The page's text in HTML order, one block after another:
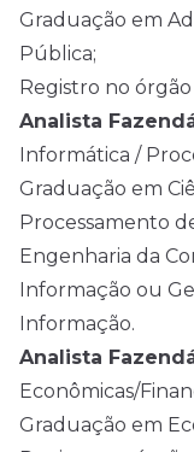
Graduação em
Pública;
Registro no órgão
Analista
Informática /
Graduação em
Processamento
Engenharia da
Informação ou
Informação.
Analista
Econômicas/
Graduação em